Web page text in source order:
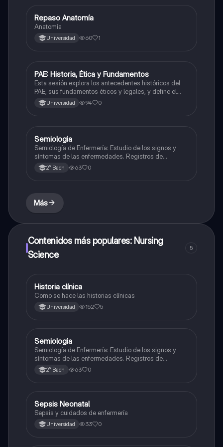
Otros
Repaso Anatomía
Anatomía
Universidad 60 1
Otros
PAE: Historia, Ética y Fundamentos
Esta sesión explora los antecedentes históricos del
PAE, sus fundamentos éticos y legales, y define el
Proceso de Atención de Enfermería como un método
científico.
Universidad 94 0
Otros
Semiologia
Semiología de Enfermería: Estudio de los signos y
síntomas de las enfermedades. Registros de
Enfermería: Documentación precisa y completa de la
atención al paciente. Valoración: Proceso sistemático
2° Bach 63 0
Más
Contenidos más populares: Nursing
Science
5
Ciencia y Tecnología
Historia clínica
Como se hace las historias clínicas
Universidad 152 5
Otros
Semiologia
Semiología de Enfermería: Estudio de los signos y
síntomas de las enfermedades. Registros de
Enfermería: Documentación precisa y completa de la
atención al paciente. Valoración: Proceso sistemático
2° Bach 63 0
Otros
Sepsis Neonatal
Sepsis y cuidados de enfermería
Universidad 33 0